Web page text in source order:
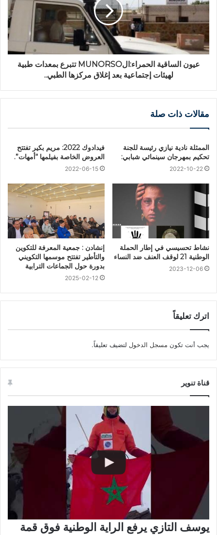
عيون الساقية الحمراء:الMUNORSO تتبرع بمعدات طبية
لهيئات إجتماعية بعد إغلاق مركزها الطبي..
مقالات ذات صلة
الممثلة نادية نيازي رئيسة للجنة
تحكيم بمهرجان سينمائي شبابي:
2022-10-22
فيدادوك 2022: مريم بكير تفتتح
العروض الخاصة بفيلمها “أمهات”.
2022-06-15
نشاط تحسيسي في إطار الحملة
الوطنية 21 لوقف العنف ضد النساء
2023-12-06
إنشادن : جمعية المعرفة للتكوين
والتأطير تفتتح موسمها التكويني
بدورة حول الجماعات الترابية
2025-02-12
اترك تعليقاً
يجب أنت تكون مسجل الدخول لتضيف تعليقاً.
قناة تنوير
يوسف التازي يرفع الراية الوطنية فوق قمة